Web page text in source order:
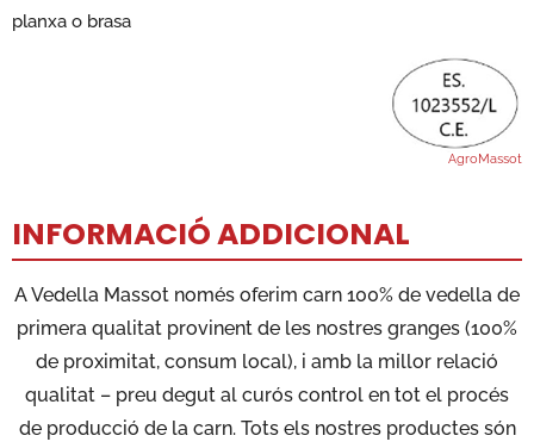
planxa o brasa
AgroMassot
INFORMACIÓ ADDICIONAL
A Vedella Massot només oferim carn 100% de vedella de
primera qualitat provinent de les nostres granges (100%
de proximitat, consum local), i amb la millor relació
qualitat – preu degut al curós control en tot el procés
de producció de la carn. Tots els nostres productes són